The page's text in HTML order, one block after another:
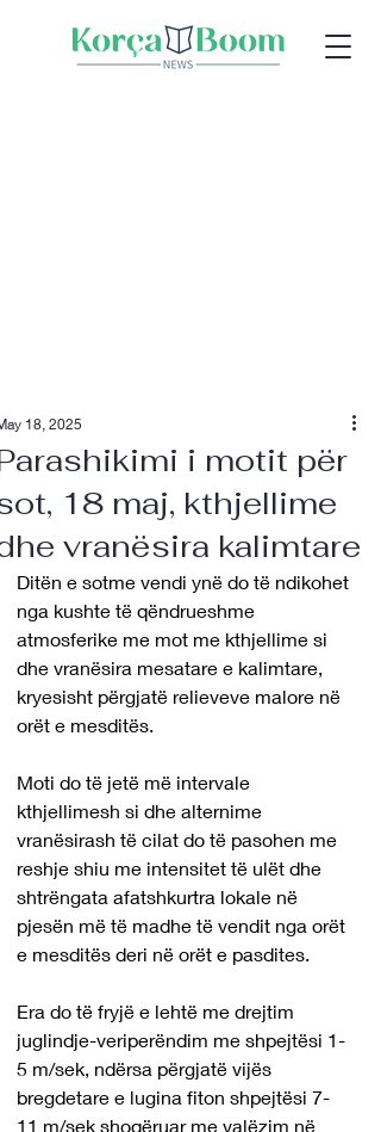
i motit për
18 maj, kthjellime
vranësira kalimtare
18, 2025
Ditën e sotme vendi ynë do të ndikohet
nga kushte të qëndrueshme
atmosferike me mot me kthjellime si
dhe vranësira mesatare e kalimtare,
kryesisht përgjatë relieveve malore në
orët e mesditës.
Moti do të jetë më intervale
kthjellimesh si dhe alternime
vranësirash të cilat do të pasohen me
reshje shiu me intensitet të ulët dhe
shtrëngata afatshkurtra lokale në
pjesën më të madhe të vendit nga orët
e mesditës deri në orët e pasdites.
Era do të fryjë e lehtë me drejtim
juglindje-veriperëndim me shpejtësi 1-
5 m/sek, ndërsa përgjatë vijës
bregdetare e lugina fiton shpejtësi 7-
11 m/sek shoqëruar me valëzim në